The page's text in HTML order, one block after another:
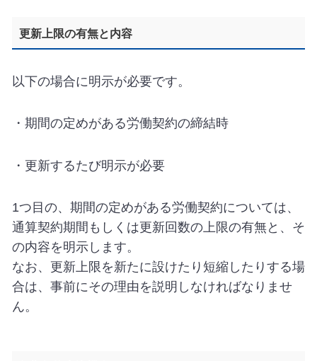
更新上限の有無と内容
以下の場合に明示が必要です。
・期間の定めがある労働契約の締結時
・更新するたび明示が必要
1つ目の、期間の定めがある労働契約については、
通算契約期間もしくは更新回数の上限の有無と、そ
の内容を明示します。
なお、更新上限を新たに設けたり短縮したりする場
合は、事前にその理由を説明しなければなりませ
ん。